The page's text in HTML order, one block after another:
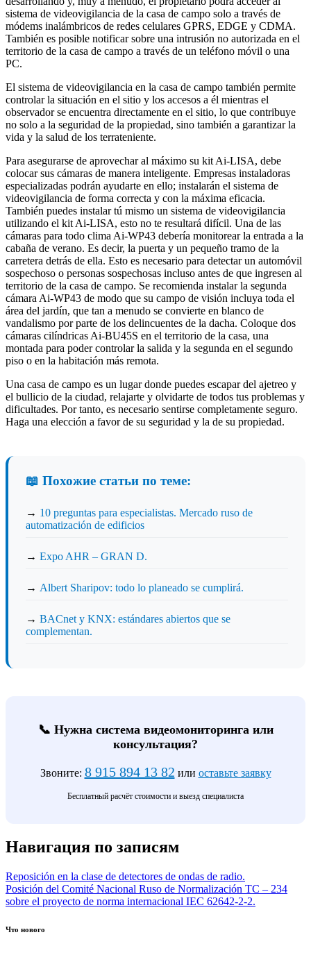
sistema de videovigilancia de la casa de campo solo a través de
módems inalámbricos de redes celulares GPRS, EDGE y CDMA.
También es posible notificar sobre una intrusión no autorizada en el
territorio de la casa de campo a través de un teléfono móvil o una
PC.
El sistema de videovigilancia en la casa de campo también permite
controlar la situación en el sitio y los accesos a él mientras el
observador se encuentra directamente en el sitio, lo que contribuye
no solo a la seguridad de la propiedad, sino también a garantizar la
vida y la salud de los terrateniente.
Para asegurarse de aprovechar al máximo su kit Ai-LISA, debe
colocar sus cámaras de manera inteligente. Empresas instaladoras
especializadas podrán ayudarte en ello; instalarán el sistema de
videovigilancia de forma correcta y con la máxima eficacia.
También puedes instalar tú mismo un sistema de videovigilancia
utilizando el kit Ai-LISA, esto no te resultará difícil. Una de las
cámaras para todo clima Ai-WP43 debería monitorear la entrada a la
cabaña de verano. Es decir, la puerta y un pequeño tramo de la
carretera detrás de ella. Esto es necesario para detectar un automóvil
sospechoso o personas sospechosas incluso antes de que ingresen al
territorio de la casa de campo. Se recomienda instalar la segunda
cámara Ai-WP43 de modo que su campo de visión incluya toda el
área del jardín, que tan a menudo se convierte en blanco de
vandalismo por parte de los delincuentes de la dacha. Coloque dos
cámaras cilíndricas Ai-BU45S en el territorio de la casa, una
montada para poder controlar la salida y la segunda en el segundo
piso o en la habitación más remota.
Una casa de campo es un lugar donde puedes escapar del ajetreo y
el bullicio de la ciudad, relajarte y olvidarte de todos tus problemas y
dificultades. Por tanto, es necesario sentirse completamente seguro.
Haga una elección a favor de su seguridad y la de su propiedad.
📖 Похожие статьи по теме:
→ 10 preguntas para especialistas. Mercado ruso de
automatización de edificios
→ Expo AHR – GRAN D.
→ Albert Sharipov: todo lo planeado se cumplirá.
→ BACnet y KNX: estándares abiertos que se
complementan.
📞 Нужна система видеомониторинга или
консультация?
Звоните: 8 915 894 13 82 или оставьте заявку
Бесплатный расчёт стоимости и выезд специалиста
Навигация по записям
Reposición en la clase de detectores de ondas de radio.
Posición del Comité Nacional Ruso de Normalización TC – 234
sobre el proyecto de norma internacional IEC 62642-2-2.
Что нового